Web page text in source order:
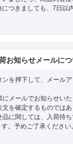
つきましても、7日以
お知らせメールに
ンを押下して、メール
メールでお知らせいた
を確定するものではあ
品に関しては、入荷待
。予めご了承ください